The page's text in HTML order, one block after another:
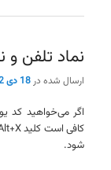
نماد تلفن و
ارسال شده در18 دی 1402
اگر می‌خواهید کد
شود.